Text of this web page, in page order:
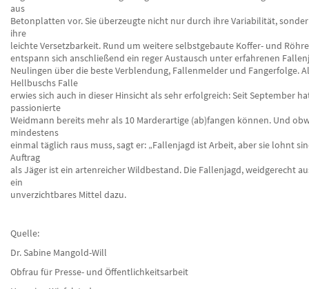
aus
Betonplatten vor. Sie überzeugte nicht nur durch ihre Variabilität,
ihre
leichte Versetzbarkeit. Rund um weitere selbstgebaute Koffer- und
entspann sich anschließend ein reger Austausch unter erfahrenen
Neulingen über die beste Verblendung, Fallenmelder und Fangerfolge.
Hellbuschs Falle
erwies sich auch in dieser Hinsicht als sehr erfolgreich: Seit September
passionierte
Weidmann bereits mehr als 10 Marderartige (ab)fangen können. Und
mindestens
einmal täglich raus muss, sagt er: „Fallenjagd ist Arbeit, aber sie lohnt
Auftrag
als Jäger ist ein artenreicher Wildbestand. Die Fallenjagd, weidgerecht
ein
unverzichtbares Mittel dazu.
Quelle:
Dr. Sabine Mangold-Will
Obfrau für Presse- und Öffentlichkeitsarbeit